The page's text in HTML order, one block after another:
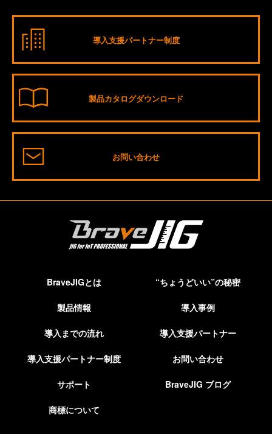
導入支援パートナー制度
製品カタログダウンロード
お問い合わせ
BraveJIGとは “ちょうどいい”の秘密
製品情報 導入事例
導入までの流れ 導入支援パートナー
導入支援パートナー制度 お問い合わせ
商標について
BraveJIG ブログ
サポート